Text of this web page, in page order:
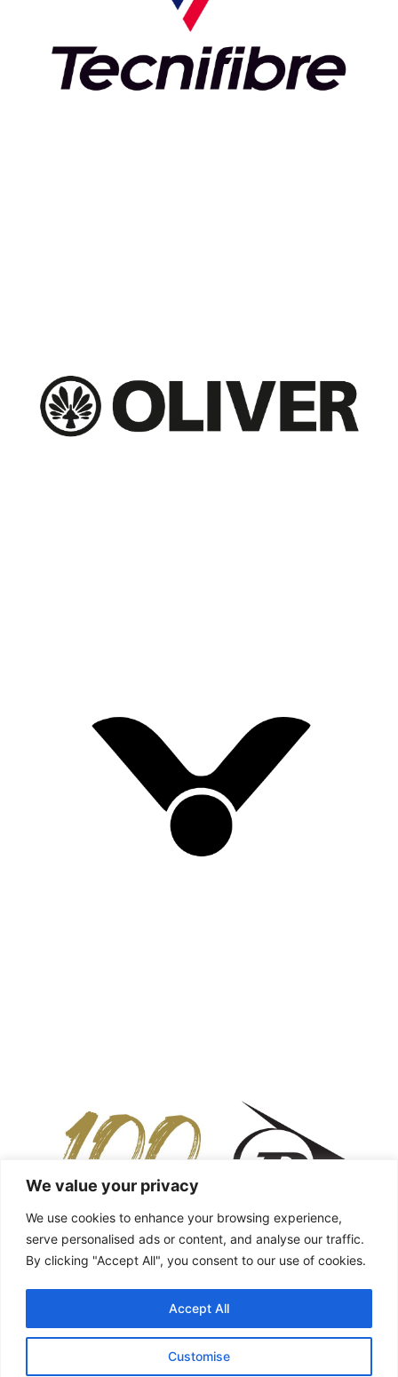
We value your privacy
We use cookies to enhance your browsing experience,
serve personalised ads or content, and analyse our traffic.
By clicking "Accept All", you consent to our use of cookies.
Customise
Accept All